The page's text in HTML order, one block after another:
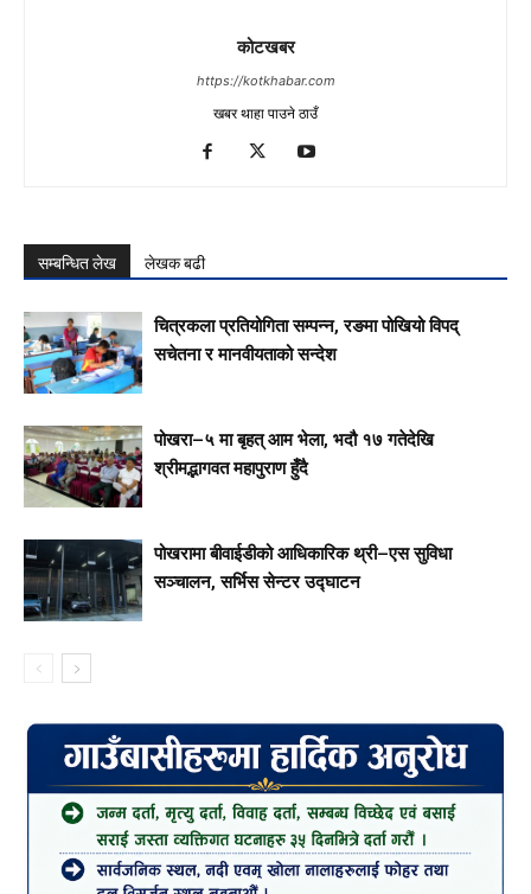
कोटखबर
https://kotkhabar.com
खबर थाहा पाउने ठाउँ
सम्बन्धित लेख लेखक बढी
चित्रकला प्रतियोगिता सम्पन्न, रङमा पोखियो विपद्
सचेतना र मानवीयताको सन्देश
पोखरा–५ मा बृहत् आम भेला, भदौ १७ गतेदेखि
श्रीमद्भागवत महापुराण हुँदै
पोखरामा बीवाईडीको आधिकारिक थ्री–एस सुविधा
सञ्चालन, सर्भिस सेन्टर उद्घाटन